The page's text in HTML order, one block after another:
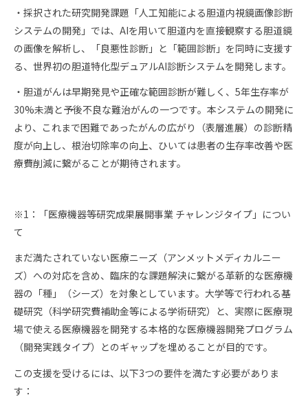
・採択された研究開発課題「人工知能による胆道内視鏡画像診断
システムの開発」では、AIを用いて胆道内を直接観察する胆道鏡
の画像を解析し、「良悪性診断」と「範囲診断」を同時に支援す
る、世界初の胆道特化型デュアルAI診断システムを開発します。
・胆道がんは早期発見や正確な範囲診断が難しく、5年生存率が
30%未満と予後不良な難治がんの一つです。本システムの開発に
より、これまで困難であったがんの広がり（表層進展）の診断精
度が向上し、根治切除率の向上、ひいては患者の生存率改善や医
療費削減に繋がることが期待されます。
※1：「医療機器等研究成果展開事業 チャレンジタイプ」につい
て
まだ満たされていない医療ニーズ（アンメットメディカルニー
ズ）への対応を含め、臨床的な課題解決に繋がる革新的な医療機
器の「種」（シーズ）を対象としています。大学等で行われる基
礎研究（科学研究費補助金等による学術研究）と、実際に医療現
場で使える医療機器を開発する本格的な医療機器開発プログラム
（開発実践タイプ）とのギャップを埋めることが目的です。
この支援を受けるには、以下3つの要件を満たす必要がありま
す：